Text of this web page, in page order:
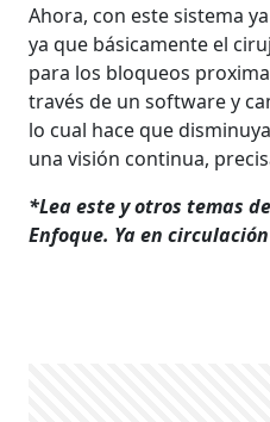
Ahora, con este sistema
ya que básicamente el
para los bloqueos
través de un software y
lo cual hace que
una visión continua,
*Lea este y otros temas
Enfoque. Ya en